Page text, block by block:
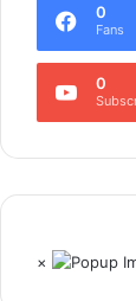
0
Fans
0
×